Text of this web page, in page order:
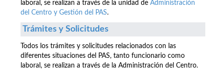
laboral, se realizan a través de la unidad de Administración
del Centro y Gestión del PAS.
Trámites y Solicitudes
Todos los trámites y solicitudes relacionados con las
diferentes situaciones del PAS, tanto funcionario como
laboral, se realizan a través de la Administración del Centro.